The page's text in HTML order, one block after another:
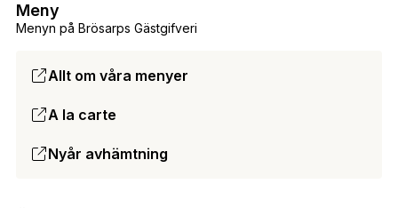
Menyn på Brösarps Gästgifveri
Meny
Allt om våra menyer
A la carte
Nyår avhämtning